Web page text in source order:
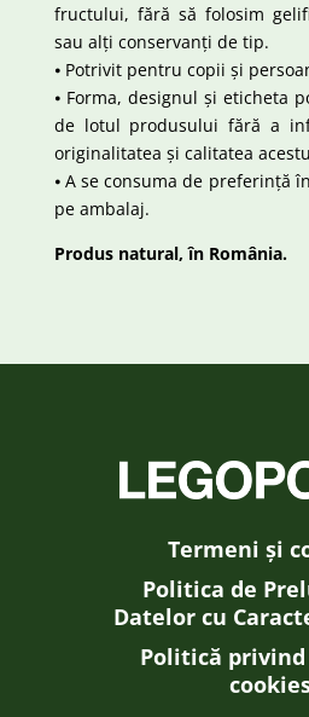
fructului, fără să folosim
sau alți conservanți de tip.
⦁ Potrivit pentru copii și
⦁ Forma, designul și eticheta
de lotul produsului fără a
originalitatea și calitatea
⦁ A se consuma de preferință
pe ambalaj.
Produs natural, în România.
Termeni și
Politica de
Datelor cu
Politică